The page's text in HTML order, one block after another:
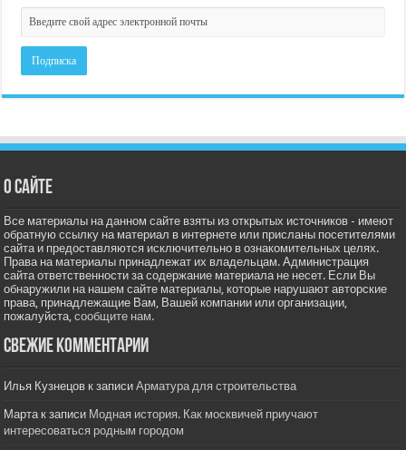
О сайте
Все материалы на данном сайте взяты из открытых источников - имеют
обратную ссылку на материал в интернете или присланы посетителями
сайта и предоставляются исключительно в ознакомительных целях.
Права на материалы принадлежат их владельцам. Администрация
сайта ответственности за содержание материала не несет. Если Вы
обнаружили на нашем сайте материалы, которые нарушают авторские
права, принадлежащие Вам, Вашей компании или организации,
пожалуйста,сообщите нам.
Свежие комментарии
Илья Кузнецов к записиАрматура для строительства
Марта к записи Модная история. Как москвичей приучают
интересоваться родным городом